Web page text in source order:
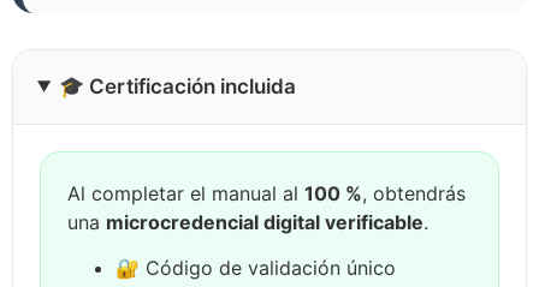
🎓 Certificación incluida
Al completar el manual al 100 %, obtendrás
una microcredencial digital verificable.
🔐 Código de validación único